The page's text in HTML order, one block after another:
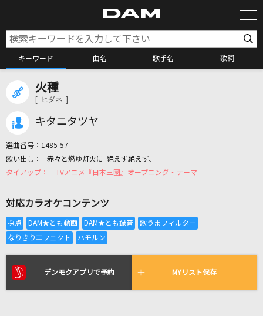
キーワード 曲名 歌手名 歌詞
カラオケリクエスト
リアルタイムで歌われている曲の一覧
hazama
火種
[ ヒダネ ]
キタニタツヤ
選曲番号： 1485-57
赤々と燃ゆ灯火に 絶えず絶えず、
TVアニメ『日本三國』オープニング・テーマ
対応カラオケコンテンツ
デンモクアプリで予約 MYリスト保存